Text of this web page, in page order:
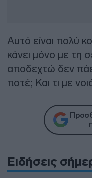
Αυτό είναι πολύ
κάνει μόνο με τη
αποδεχτώ δεν
ποτέ; Και τι με
Ειδήσεις